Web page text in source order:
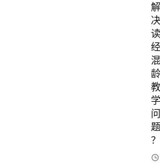
解
决
读
经
混
龄
教
学
问
题
？